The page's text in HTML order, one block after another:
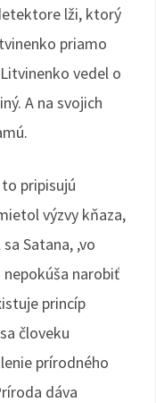
lži, ktorý
priamo
vedel o
A na svojich
pripisujú
výzvy kňaza,
Satana, ,vo
narobiť
princíp
človeku
prírodného
dáva